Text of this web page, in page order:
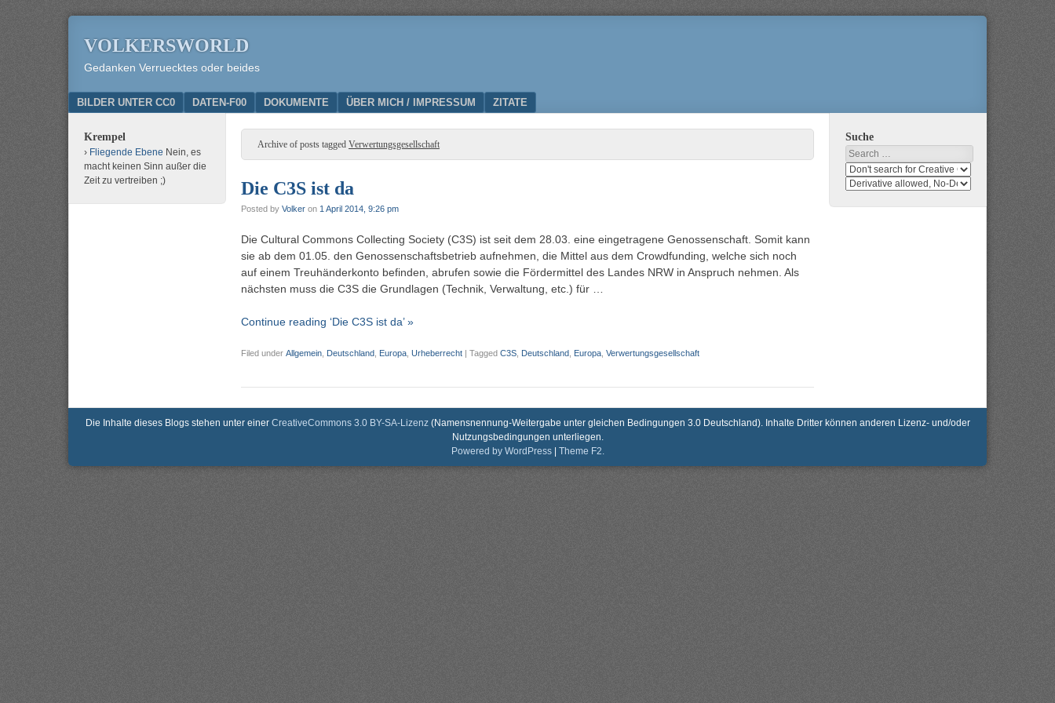
VOLKERSWORLD
Gedanken Verruecktes oder beides
Menu
SKIP TO CONTENT
BILDER UNTER CC0 DATEN-F00 DOKUMENTE ÜBER MICH / IMPRESSUM ZITATE
Archive of posts tagged Verwertungsgesellschaft
Die C3S ist da
Posted by Volker on 1 April 2014, 9:26 pm
Die Cultural Commons Collecting Society (C3S) ist seit dem 28.03. eine eingetragene Genossenschaft. Somit kann
sie ab dem 01.05. den Genossenschaftsbetrieb aufnehmen, die Mittel aus dem Crowdfunding, welche sich noch
auf einem Treuhänderkonto befinden, abrufen sowie die Fördermittel des Landes NRW in Anspruch nehmen. Als
nächsten muss die C3S die Grundlagen (Technik, Verwaltung, etc.) für …
Continue reading ‘Die C3S ist da’ »
Filed under Allgemein Deutschland Europa Urheberrecht | Tagged C3S Deutschland Europa Verwertungsgesellschaft
Krempel
Fliegende Ebene Nein, es
macht keinen Sinn außer die
Zeit zu vertreiben ;)
Suche
Search
Search
media
search
Die Inhalte dieses Blogs stehen unter einer CreativeCommons 3.0 BY-SA-Lizenz(Namensnennung-Weitergabe unter gleichen Bedingungen 3.0 Deutschland). Inhalte Dritter können anderen Lizenz- und/oder
Nutzungsbedingungen unterliegen.
Powered by WordPress | Theme F2.